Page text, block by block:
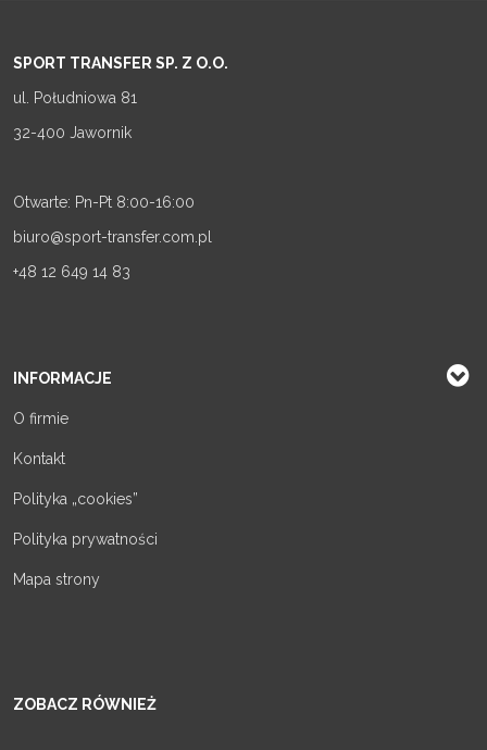
SPORT TRANSFER SP. Z O.O.
ul. Południowa 81
32-400 Jawornik
Otwarte: Pn-Pt 8:00-16:00
biuro@sport-transfer.com.pl
+48 12 649 14 83
INFORMACJE
O firmie
Kontakt
Polityka „cookies”
Polityka prywatności
Mapa strony
ZOBACZ RÓWNIEŻ